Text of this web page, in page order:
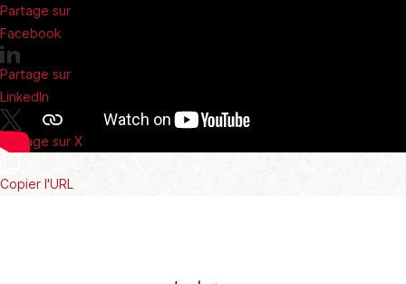
Partage sur
Facebook
Partage sur
LinkedIn
Partage sur X
Copier l'URL